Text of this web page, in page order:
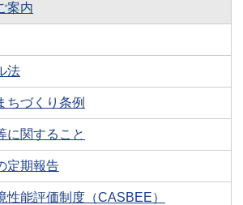
案内
法
ちづくり条例
に関すること
定期報告
性能評価制度（CASBEE）